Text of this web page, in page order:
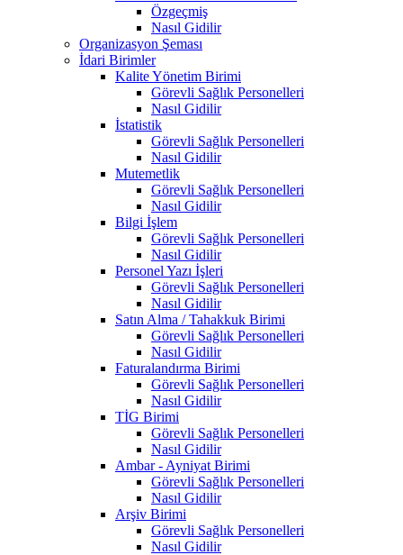
Özgeçmiş
Nasıl Gidilir
Organizasyon Şeması
İdari Birimler
Kalite Yönetim Birimi
Görevli Sağlık Personelleri
Nasıl Gidilir
İstatistik
Görevli Sağlık Personelleri
Nasıl Gidilir
Mutemetlik
Görevli Sağlık Personelleri
Nasıl Gidilir
Bilgi İşlem
Görevli Sağlık Personelleri
Nasıl Gidilir
Personel Yazı İşleri
Görevli Sağlık Personelleri
Nasıl Gidilir
Satın Alma / Tahakkuk Birimi
Görevli Sağlık Personelleri
Nasıl Gidilir
Faturalandırma Birimi
Görevli Sağlık Personelleri
Nasıl Gidilir
TİG Birimi
Görevli Sağlık Personelleri
Nasıl Gidilir
Ambar - Ayniyat Birimi
Görevli Sağlık Personelleri
Nasıl Gidilir
Arşiv Birimi
Görevli Sağlık Personelleri
Nasıl Gidilir